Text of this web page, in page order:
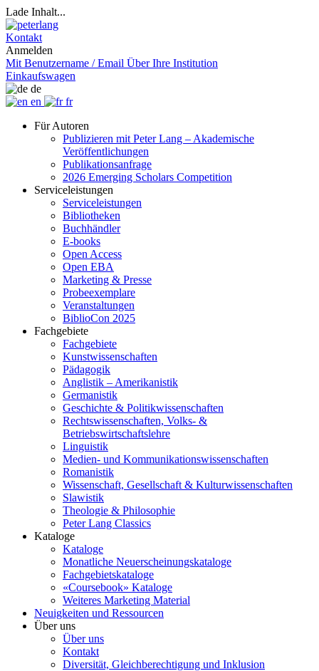
Lade Inhalt...
Kontakt
Anmelden
Mit Benutzername / Email Über Ihre Institution
Einkaufswagen
de
en
fr
Für Autoren
Publizieren mit Peter Lang – Akademische
Veröffentlichungen
Publikationsanfrage
2026 Emerging Scholars Competition
Serviceleistungen
Serviceleistungen
Bibliotheken
Buchhändler
E-books
Open Access
Open EBA
Marketing & Presse
Probeexemplare
Veranstaltungen
BiblioCon 2025
Fachgebiete
Fachgebiete
Kunstwissenschaften
Pädagogik
Anglistik – Amerikanistik
Germanistik
Geschichte & Politikwissenschaften
Rechtswissenschaften, Volks- &
Betriebswirtschaftslehre
Linguistik
Medien- und Kommunikationswissenschaften
Romanistik
Wissenschaft, Gesellschaft & Kulturwissenschaften
Slawistik
Theologie & Philosophie
Peter Lang Classics
Kataloge
Kataloge
Monatliche Neuerscheinungskataloge
Fachgebietskataloge
«Coursebook» Kataloge
Weiteres Marketing Material
Neuigkeiten und Ressourcen
Über uns
Über uns
Kontakt
Diversität, Gleichberechtigung und Inklusion